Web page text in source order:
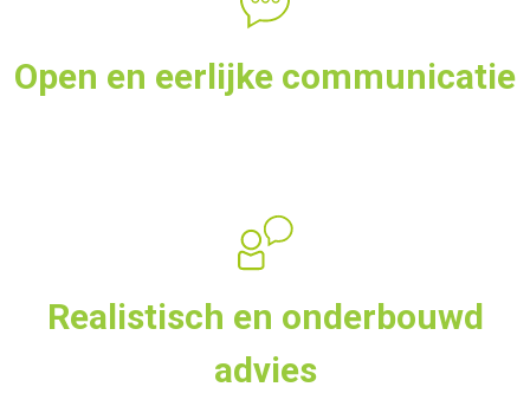
Open en eerlijke communicatie
Realistisch en onderbouwd
advies